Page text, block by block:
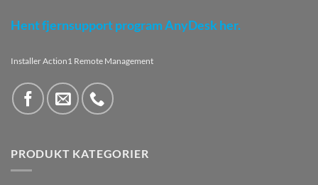
Hent fjernsupport program AnyDesk her.
Installer Action1 Remote Management
PRODUKT KATEGORIER